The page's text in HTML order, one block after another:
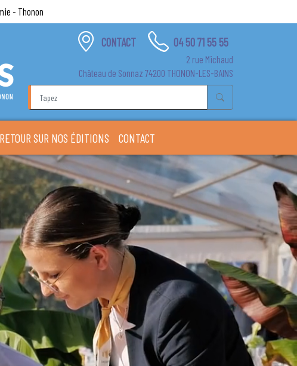
- Thonon
CONTACT 04 50 71 55 55
2 rue Michaud
Château de Sonnaz 74200 THONON-LES-BAINS
RETOUR SUR NOS ÉDITIONS CONTACT